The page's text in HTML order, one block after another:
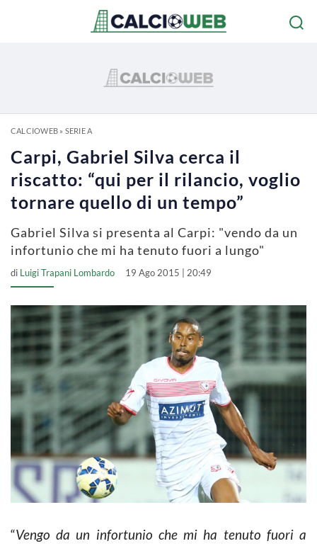
CALCIOWEB» SERIE A
Carpi, Gabriel Silva cerca il
riscatto: “qui per il rilancio, voglio
tornare quello di un tempo”
Gabriel Silva si presenta al Carpi: "vendo da un
infortunio che mi ha tenuto fuori a lungo"
di Luigi Trapani Lombardo 19 Ago 2015 | 20:49
“Vengo da un infortunio che mi ha tenuto fuori a